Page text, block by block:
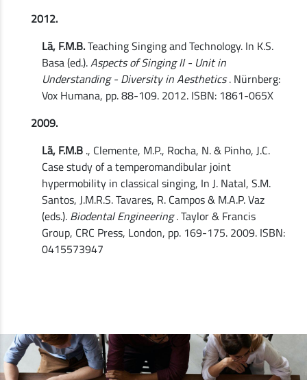
2012.
Lã, F.M.B.Teaching Singing and Technology. In K.S.
Basa (ed.).Aspects of Singing II - Unit in
Understanding - Diversity in Aesthetics. Nürnberg:
Vox Humana, pp. 88-109. 2012. ISBN: 1861-065X
2009.
Lã, F.M.B ., Clemente, M.P., Rocha, N. & Pinho, J.C.
Case study of a temperomandibular joint
hypermobility in classical singing, In J. Natal, S.M.
Santos, J.M.R.S. Tavares, R. Campos & M.A.P. Vaz
(eds.). Biodental Engineering. Taylor & Francis
Group, CRC Press, London, pp. 169-175. 2009. ISBN:
0415573947